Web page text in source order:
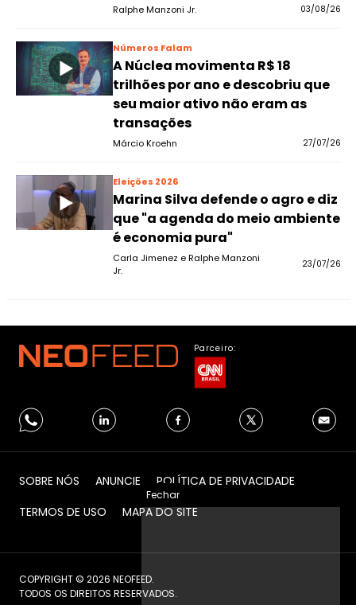
Ralphe Manzoni Jr. 03/08/26
Números Falam
A Núclea movimenta R$ 18
trilhões por ano e descobriu que
seu maior ativo não eram as
transações
Márcio Kroehn 27/07/26
Eleições 2026
Marina Silva defende o agro e diz
que "a agenda do meio ambiente
é economia pura"
Carla Jimenez e Ralphe Manzoni
Jr.
23/07/26
Fechar
Parceiro:
SOBRE NÓS ANUNCIE
POLÍTICA DE PRIVACIDADE
TERMOS DE USO
MAPA DO SITE
COPYRIGHT © 2026 NEOFEED.
TODOS OS DIREITOS RESERVADOS.